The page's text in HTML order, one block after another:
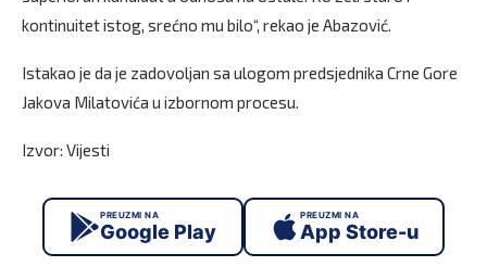
kontinuitet istog, srećno mu bilo“, rekao je Abazović.
Istakao je da je zadovoljan sa ulogom predsjednika Crne Gore
Jakova Milatovića u izbornom procesu.
Izvor: Vijesti
PREUZMI NA
Google Play
PREUZMI NA
App Store-u